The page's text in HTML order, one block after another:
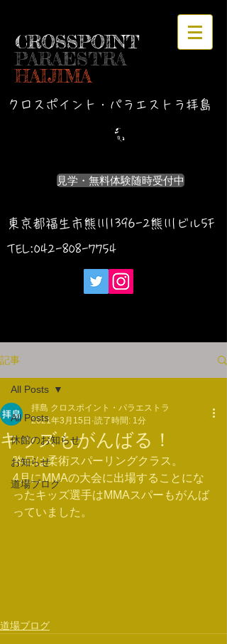
CROSSPOINT
PARAESTRA
HAIJIMA
クロスポイント・パラエストラ拝島
見学・無料体験随時受付中
東京都福生市熊川1396-2熊川ビル5F
TEL:042-808-7754
記事
All Posts
休館のお知らせ
お知らせ
道場ブログ
All Posts
キッズもがんばる！
拝島 クロスポイント・パラエストラ
2021年3月15日 読了時間: 1分
昨日は柔術スパーリングクラス。
4月にMMAの大会に出場することにな
ったキッズ選手はMMAスパーもがんば
っていました。
道場ブログ